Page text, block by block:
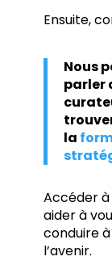
Ensuite,
Nous
parler
la
Accéder
aider à
conduire
l’avenir.